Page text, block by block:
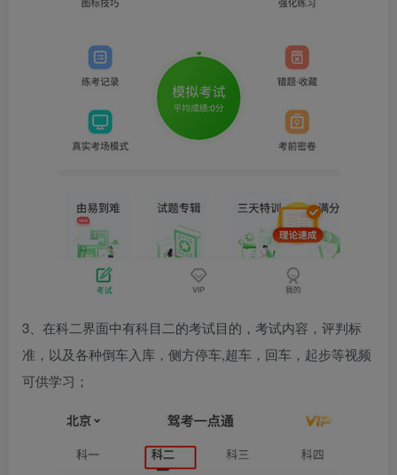
3、在科二界面中有科目二的考试目的，考试内容，评判标
准，以及各种倒车入库，侧方停车,超车，回车，起步等视频
可供学习；